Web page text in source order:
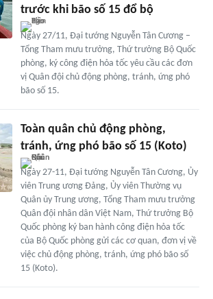
trước khi bão số 15 đổ bộ
Ngày 27/11, Đại tướng Nguyễn Tân Cương –
Tổng Tham mưu trưởng, Thứ trưởng Bộ Quốc
phòng, ký công điện hỏa tốc yêu cầu các đơn
vị Quân đội chủ động phòng, tránh, ứng phó
bão số 15.
Toàn quân chủ động phòng,
tránh, ứng phó bão số 15 (Koto)
Ngày 27-11, Đại tướng Nguyễn Tân Cương, Ủy
viên Trung ương Đảng, Ủy viên Thường vụ
Quân ủy Trung ương, Tổng Tham mưu trưởng
Quân đội nhân dân Việt Nam, Thứ trưởng Bộ
Quốc phòng ký ban hành công điện hỏa tốc
của Bộ Quốc phòng gửi các cơ quan, đơn vị về
việc chủ động phòng, tránh, ứng phó bão số
15 (Koto).